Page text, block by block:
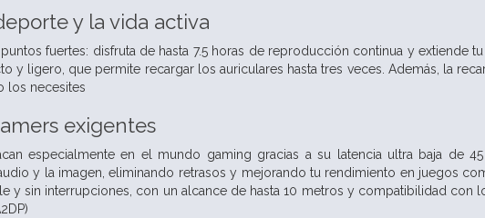
y la vida activa
fuertes: disfruta de hasta 7.5 horas de reproducción continua y extiende
y ligero, que permite recargar los auriculares hasta tres veces. Además, la
los necesites
exigentes
especialmente en el mundo gaming gracias a su latencia ultra baja de
y la imagen, eliminando retrasos y mejorando tu rendimiento en juegos
y sin interrupciones, con un alcance de hasta 10 metros y compatibilidad